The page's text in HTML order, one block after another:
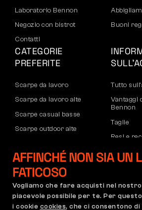
Laboratorio Bennon
Negozio con bistrot
Contatti
Buoni
CATEGORIE
PREFERITE
Scarpe da lavoro
Scarpe da lavoro alte
Scarpe casual basse
Scarpe outdoor alte
Felpe
Tutto
Vantaggi
Bennon
Taglie
Resi e
Trasporto
Reclami
AFFINCHÉ NON SIA UN
FATICOSO
Vogliamo che fare acquisti nel nostro
piacevole possibile per te. Per
i cookie cookies, che ci consentono